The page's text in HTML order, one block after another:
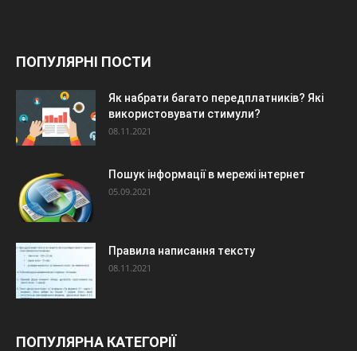
ПОПУЛЯРНІ ПОСТИ
Як набрати багато передплатників? Які
використовувати стимули?
08.11.2021
Пошук інформації в мережі інтернет
05.09.2021
Правила написання тексту
08.11.2021
ПОПУЛЯРНА КАТЕГОРІЇ